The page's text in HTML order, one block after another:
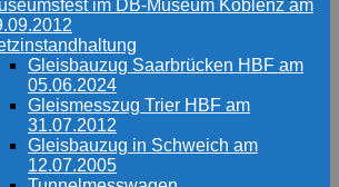
im DB-Museum Koblenz am
Gleisbauzug Saarbrücken HBF am
05.06.2024
Gleismesszug Trier HBF am
31.07.2012
Gleisbauzug in Schweich am
12.07.2005